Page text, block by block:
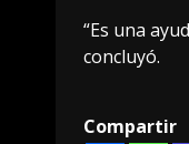
“Es una
concluyó.
Compartir